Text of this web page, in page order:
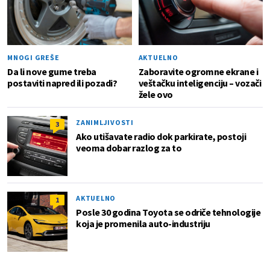
MNOGI GREŠE
Da li nove gume treba
postaviti napred ili pozadi?
AKTUELNO
Zaboravite ogromne ekrane i
veštačku inteligenciju – vozači
žele ovo
3 ZANIMLJIVOSTI
Ako utišavate radio dok parkirate, postoji
veoma dobar razlog za to
1 AKTUELNO
Posle 30 godina Toyota se odriče tehnologije
koja je promenila auto-industriju